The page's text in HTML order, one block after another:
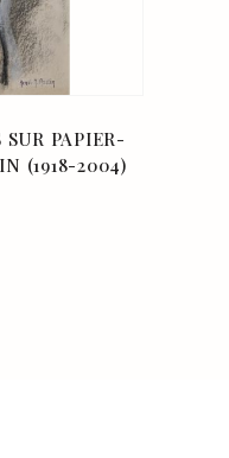
PAPIER-
(1918-2004)